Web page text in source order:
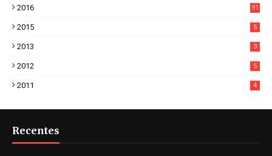
2016 91
2015 5
2013 3
2012 5
2011 4
Recentes